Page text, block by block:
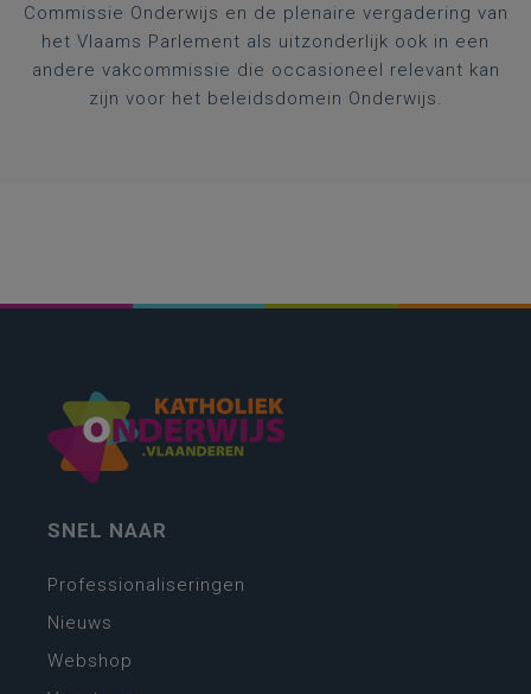
Commissie Onderwijs en de plenaire vergadering van
het Vlaams Parlement als uitzonderlijk ook in een
andere vakcommissie die occasioneel relevant kan
zijn voor het beleidsdomein Onderwijs.
SNEL NAAR
Professionaliseringen
Nieuws
Webshop